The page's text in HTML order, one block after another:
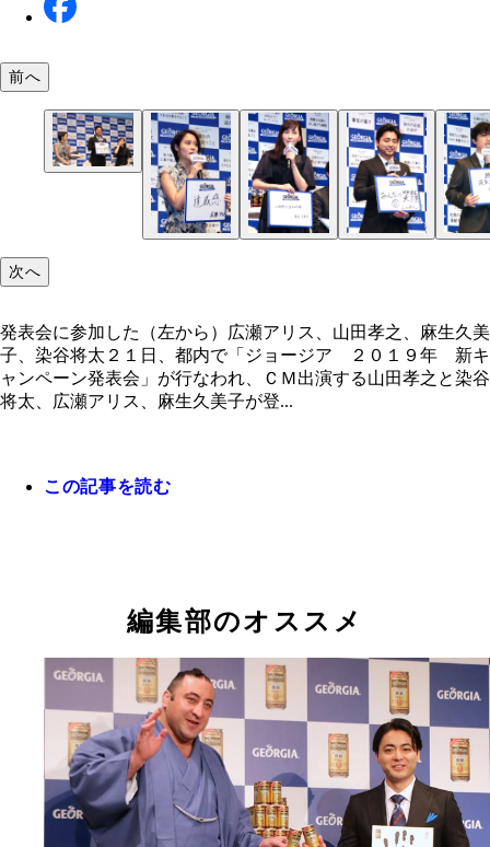
前へ
次へ
発表会に参加した（左から）広瀬アリス、山田孝之、麻生久美
子、染谷将太２１日、都内で「ジョージア ２０１９年 新キ
ャンペーン発表会」が行なわれ、ＣＭ出演する山田孝之と染谷
将太、広瀬アリス、麻生久美子が登...
この記事を読む
編集部のオススメ